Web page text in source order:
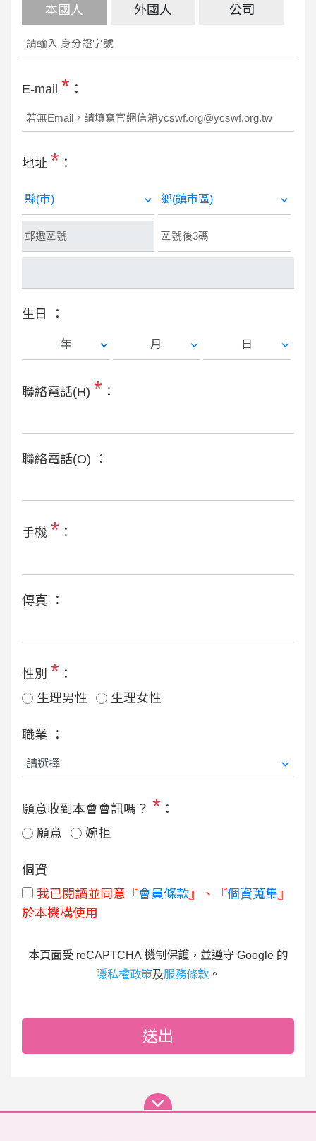
本國人 外國人 公司
E-mail * ：
地址 * ：
生日 ：
聯絡電話(H) * ：
聯絡電話(O) ：
手機 * ：
傳真 ：
性別 * ：
生理男性
生理女性
職業 ：
願意收到本會會訊嗎？ * ：
願意
婉拒
個資
我已閱讀並同意『會員條款』、『個資蒐集』
於本機構使用
本頁面受 reCAPTCHA 機制保護，並遵守 Google 的
隱私權政策及服務條款 。
送出